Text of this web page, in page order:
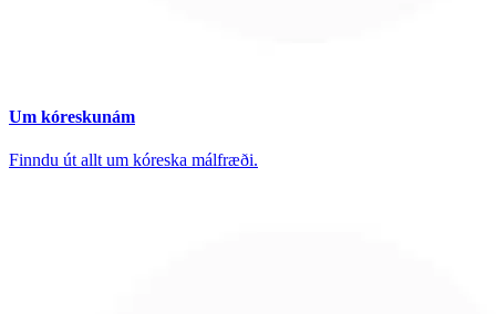
Um kóreskunám
Finndu út allt um kóreska málfræði.